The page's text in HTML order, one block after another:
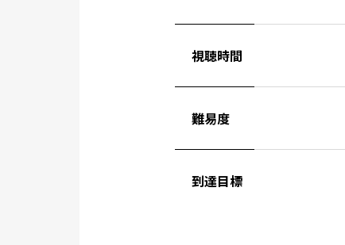
視聴時間
難易度
到達目標